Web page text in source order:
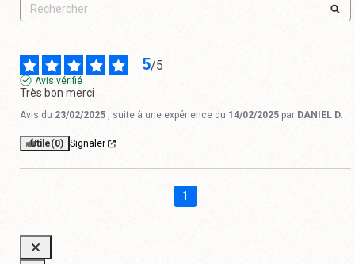
5/5
Avis vérifié
Très bon merci
Avis du 23/02/2025 , suite à une expérience du 14/02/2025 par DANIEL D.
Utile(0) Signaler
1